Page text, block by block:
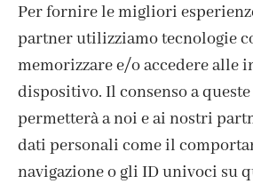
Per fornire le migliori
partner utilizziamo tecnologie
memorizzare e/o accedere alle
dispositivo. Il consenso a
permetterà a noi e ai nostri
dati personali come il
navigazione o gli ID univoci su
ISCRIVITI ALLA